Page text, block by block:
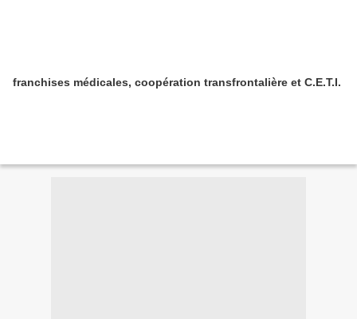
franchises médicales, coopération transfrontalière et C.E.T.I.